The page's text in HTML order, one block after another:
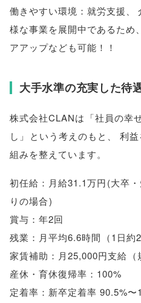
働きやすい環境：就労支援、
様な事業を展開中であるため、
アアップなども可能！！
大手水準の充実した待
株式会社CLANは 「社員の幸
し 」 という考えのもと 、
利
組みを整えています。
初任給：月給31.1万円(大卒
りの場合)
賞与：年2回
残業：月平均6.6時間 （1日約
家賃補助：月25,000円支給 （
産休・育休復帰率：100%
定着率：新卒定着率 90.5%〜